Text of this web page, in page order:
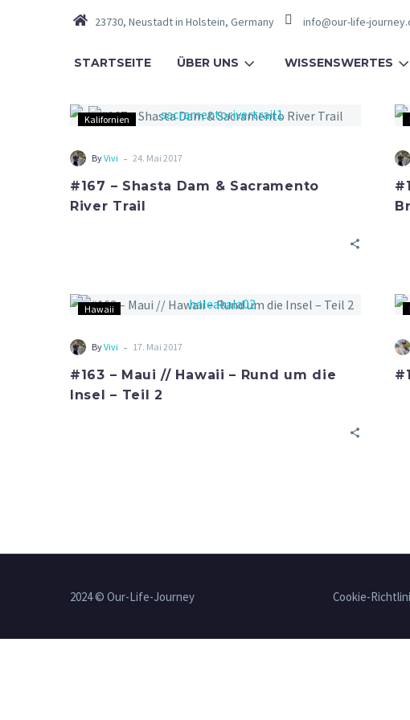
23730, Neustadt in Holstein, Germany info@our-life-
STARTSEITE ÜBER UNS WISSENSWERTES
Kalifornien
ByVivi - 24. Mai 2017
#167 – Shasta Dam & Sacramento
River Trail
Hawaii
ByVivi - 17. Mai 2017
#163 – Maui // Hawaii – Rund um die
Insel – Teil 2
Cookie-
2024 © Our-Life-Journey